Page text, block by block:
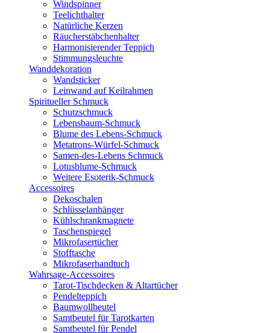
Windspinner
Teelichthalter
Natürliche Kerzen
Räucherstäbchenhalter
Harmonisierender Teppich
Stimmungsleuchte
Wanddekoration
Wandsticker
Leinwand auf Keilrahmen
Spiritueller Schmuck
Schutzschmuck
Lebensbaum-Schmuck
Blume des Lebens-Schmuck
Metatrons-Würfel-Schmuck
Samen-des-Lebens Schmuck
Lotusblume-Schmuck
Weitere Esoterik-Schmuck
Accessoires
Dekoschalen
Schlüsselanhänger
Kühlschrankmagnete
Taschenspiegel
Mikrofasertücher
Stofftasche
Mikrofaserhandtuch
Wahrsage-Accessoires
Tarot-Tischdecken & Altartücher
Pendelteppich
Baumwollbeutel
Samtbeutel für Tarotkarten
Samtbeutel für Pendel